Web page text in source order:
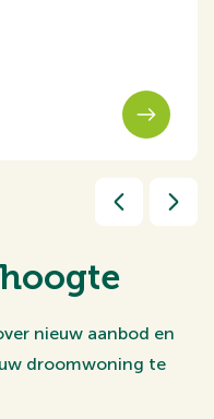
nieuw aanbod en
droomwoning te